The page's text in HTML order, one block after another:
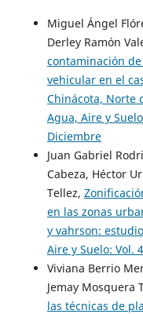
Miguel Ángel
Derley Ramón
contaminación
vehicular en el
Chinácota, Norte
Agua, Aire y
Diciembre
Juan Gabriel
Cabeza, Héctor
Tellez,
en las zonas
y vahrson:
Aire y Suelo: Vol.
Viviana Berrio
Jemay Mosquera
las técnicas de